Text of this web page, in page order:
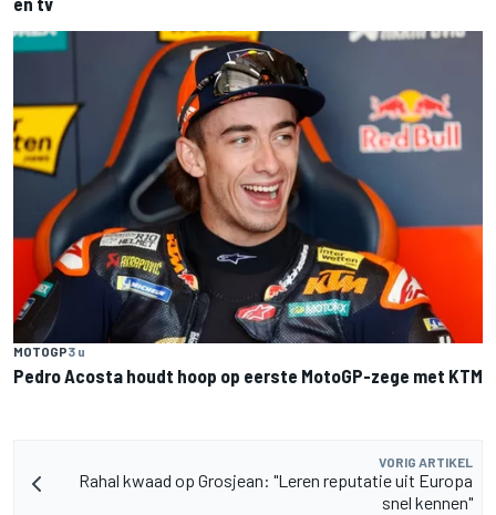
MOTOGP3 u
Pedro Acosta houdt hoop op eerste MotoGP-zege met KTM
VORIG ARTIKEL
Rahal kwaad op Grosjean: "Leren reputatie uit Europa
snel kennen"